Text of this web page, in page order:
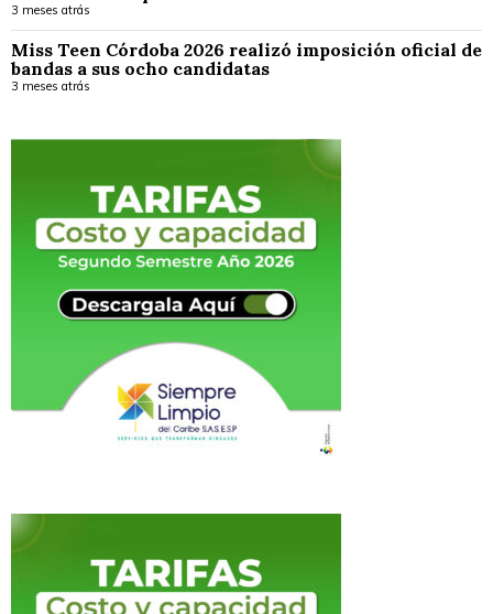
3 meses atrás
Miss Teen Córdoba 2026 realizó imposición oficial de
bandas a sus ocho candidatas
3 meses atrás